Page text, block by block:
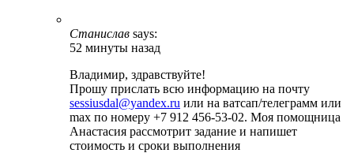
Станислав says:
52 минуты назад
Владимир, здравствуйте!
Прошу прислать всю информацию на почту
sessiusdal@yandex.ru или на ватсап/телеграмм или
max по номеру +7 912 456-53-02. Моя помощница
Анастасия рассмотрит задание и напишет
стоимость и сроки выполнения